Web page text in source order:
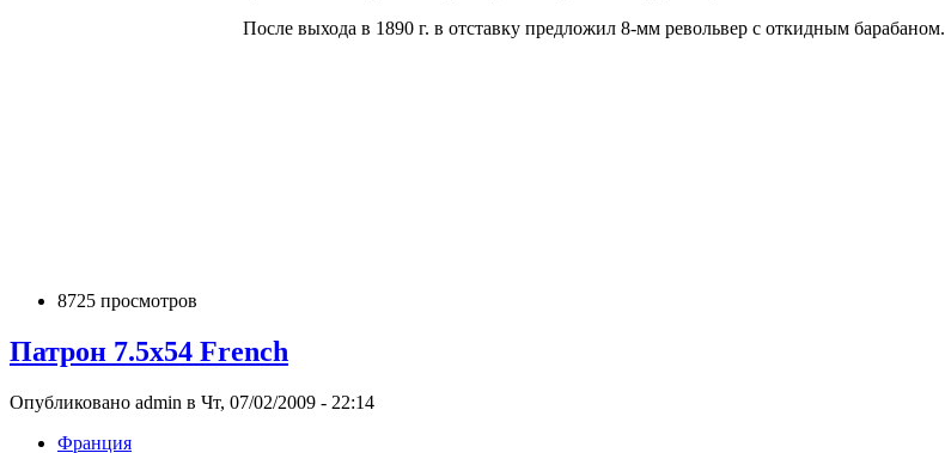
После выхода в 1890 г. в отставку предложил 8-мм револьвер с откидным барабаном.
8725 просмотров
Патрон 7.5x54 French
Опубликовано admin в Чт, 07/02/2009 - 22:14
Франция